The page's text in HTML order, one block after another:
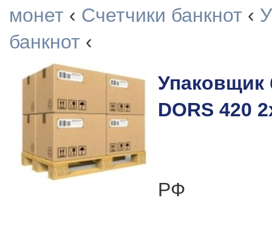
монет ‹ Счетчики банкнот ‹
банкнот ‹
Упаковщик
DORS 420
РФ